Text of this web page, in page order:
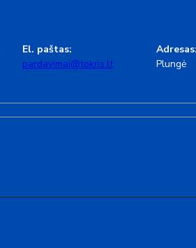
El. paštas:
pardavimai@tokris.lt
Plungė